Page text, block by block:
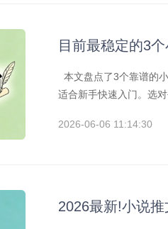
目前最稳定的3
本文盘点了3个靠谱的
适合新手快速入门。选
2026-06-06 11:14:30
2026最新!小说